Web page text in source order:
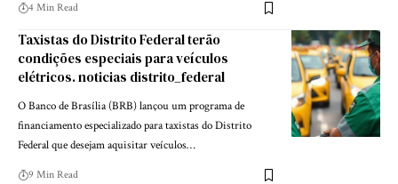
4 Min Read
Taxistas do Distrito Federal terão
condições especiais para veículos
elétricos. noticias distrito_federal
O Banco de Brasília (BRB) lançou um programa de
financiamento especializado para taxistas do Distrito
Federal que desejam aquisitar veículos…
9 Min Read